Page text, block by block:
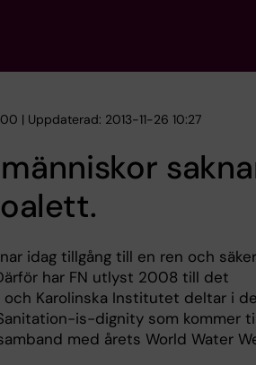
| Uppdaterad: 2013-11-26 10:27
idag tillgång till en ren och
har FN utlyst 2008 till det
Karolinska Institutet deltar i
is-dignity som kommer
med årets World Water